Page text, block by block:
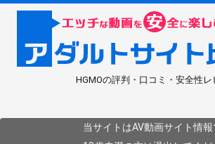
HGMOの評判・口コミ・安全性レ
当サイトはAV動画サイト情報